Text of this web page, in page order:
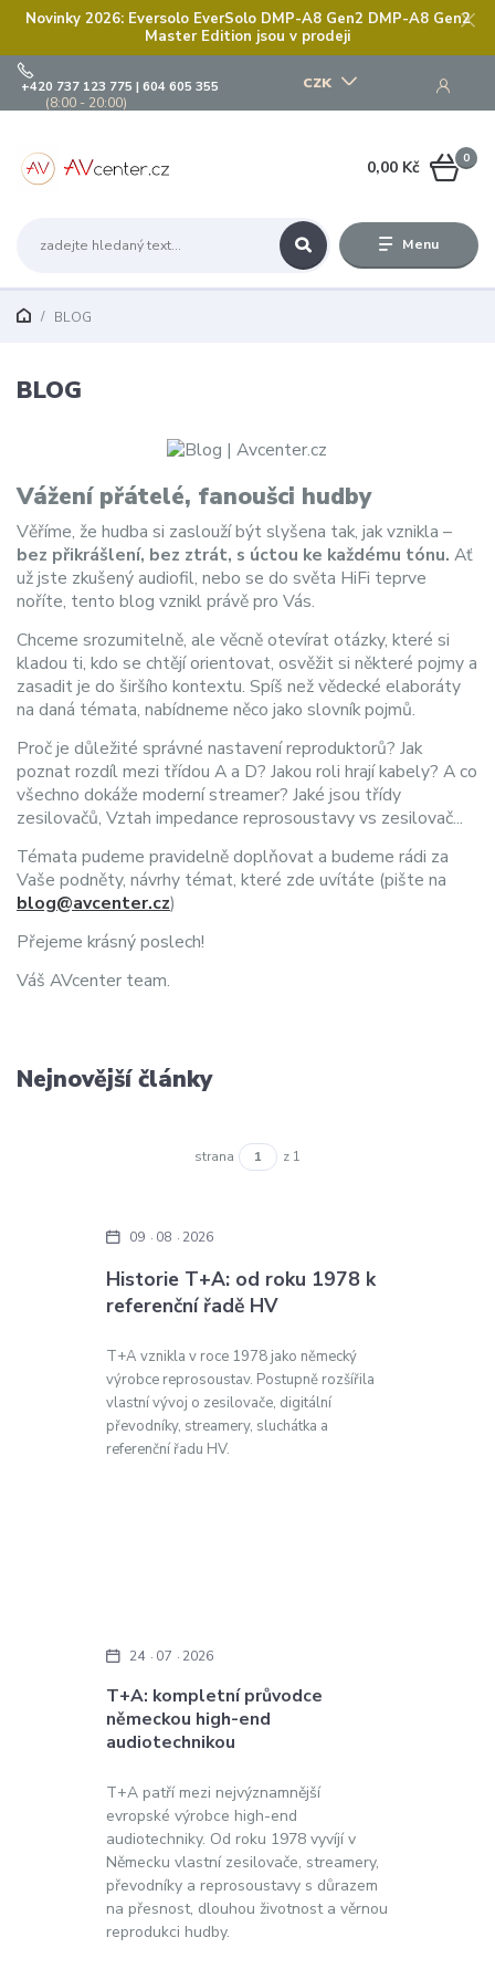
Novinky 2026: Eversolo EverSolo DMP-A8 Gen2 DMP-A8 Gen2
Master Edition jsou v prodeji
Menu
CZK
+420 737 123 775 | 604 605 355
(8:00 - 20:00)
0
0,00 Kč
BLOG
BLOG
Vážení přátelé, fanoušci hudby
Věříme, že hudba si zaslouží být slyšena tak, jak vznikla –
bez přikrášlení, bez ztrát, s úctou ke každému tónu. Ať
už jste zkušený audiofil, nebo se do světa HiFi teprve
noříte, tento blog vznikl právě pro Vás.
Chceme srozumitelně, ale věcně otevírat otázky, které si
kladou ti, kdo se chtějí orientovat, osvěžit si některé pojmy a
zasadit je do širšího kontextu. Spíš než vědecké elaboráty
na daná témata, nabídneme něco jako slovník pojmů.
Proč je důležité správné nastavení reproduktorů? Jak
poznat rozdíl mezi třídou A a D? Jakou roli hrají kabely? A co
všechno dokáže moderní streamer? Jaké jsou třídy
zesilovačů, Vztah impedance reprosoustavy vs zesilovač...
Témata pudeme pravidelně doplňovat a budeme rádi za
Vaše podněty, návrhy témat, které zde uvítáte (pište na
blog@avcenter.cz)
Přejeme krásný poslech!
Váš AVcenter team.
Nejnovější články
strana z 1
Historie T+A: od roku 1978 k
referenční řadě HV
09 08 2026
T+A vznikla v roce 1978 jako německý
výrobce reprosoustav. Postupně rozšířila
vlastní vývoj o zesilovače, digitální
převodníky, streamery, sluchátka a
referenční řadu HV.
T+A: kompletní průvodce
německou high-end
audiotechnikou
24 07 2026
T+A patří mezi nejvýznamnější
evropské výrobce high-end
audiotechniky. Od roku 1978 vyvíjí v
Německu vlastní zesilovače, streamery,
převodníky a reprosoustavy s důrazem
na přesnost, dlouhou životnost a věrnou
reprodukci hudby.